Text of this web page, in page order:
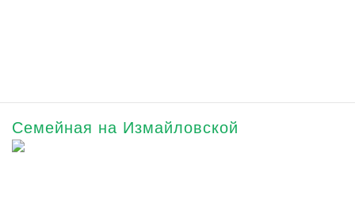
Семейная на Измайловской